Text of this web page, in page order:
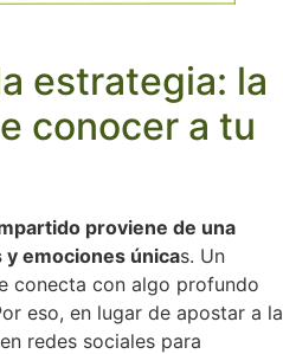
estrategia: la
conocer a tu
proviene de una
emociones únicas. Un
conecta con algo profundo
eso, en lugar de apostar a la
redes sociales para